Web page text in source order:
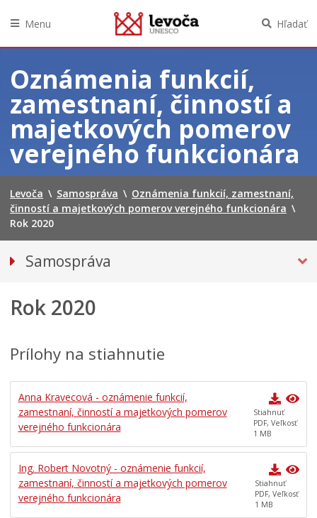
obsah
Menu Hľadať
Oznámenia funkcií,
zamestnaní, činností a
majetkových pomerov
verejného funkcionára
Levoča \ Samospráva \ Oznámenia funkcií, zamestnaní,
činností a majetkových pomerov verejného funkcionára \
Rok 2020
Samospráva
Hlavný kontrolór mesta
Mestské zastupiteľstvo
VOĽBY
Dokumenty mesta
Všeobecne záväzné nariadenia
Tlačové správy
Rozpočet mesta
Rok 2020
Prílohy na stiahnutie
Anna Kravecová - oznámenie funkcií,
zamestnaní, činností a majetkových pomerov
verejného funkcionára
Stiahnuť
PDF, Veľkosť
1 MB
Ing. Robert Novotný - oznámenie funkcií,
zamestnaní, činností a majetkových pomerov
verejného funkcionára
Stiahnuť
PDF, Veľkosť
1 MB